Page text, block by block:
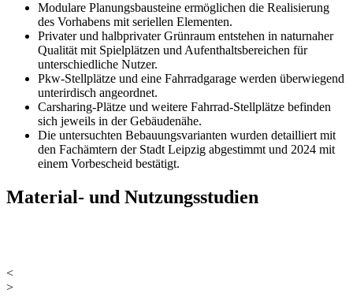
Modulare Planungsbausteine ermöglichen die Realisierung
des Vorhabens mit seriellen Elementen.
Privater und halbprivater Grünraum entstehen in naturnaher
Qualität mit Spielplätzen und Aufenthaltsbereichen für
unterschiedliche Nutzer.
Pkw-Stellplätze und eine Fahrradgarage werden überwiegend
unterirdisch angeordnet.
Carsharing-Plätze und weitere Fahrrad-Stellplätze befinden
sich jeweils in der Gebäudenähe.
Die untersuchten Bebauungsvarianten wurden detailliert mit
den Fachämtern der Stadt Leipzig abgestimmt und 2024 mit
einem Vorbescheid bestätigt.
Material- und Nutzungsstudien
<
>